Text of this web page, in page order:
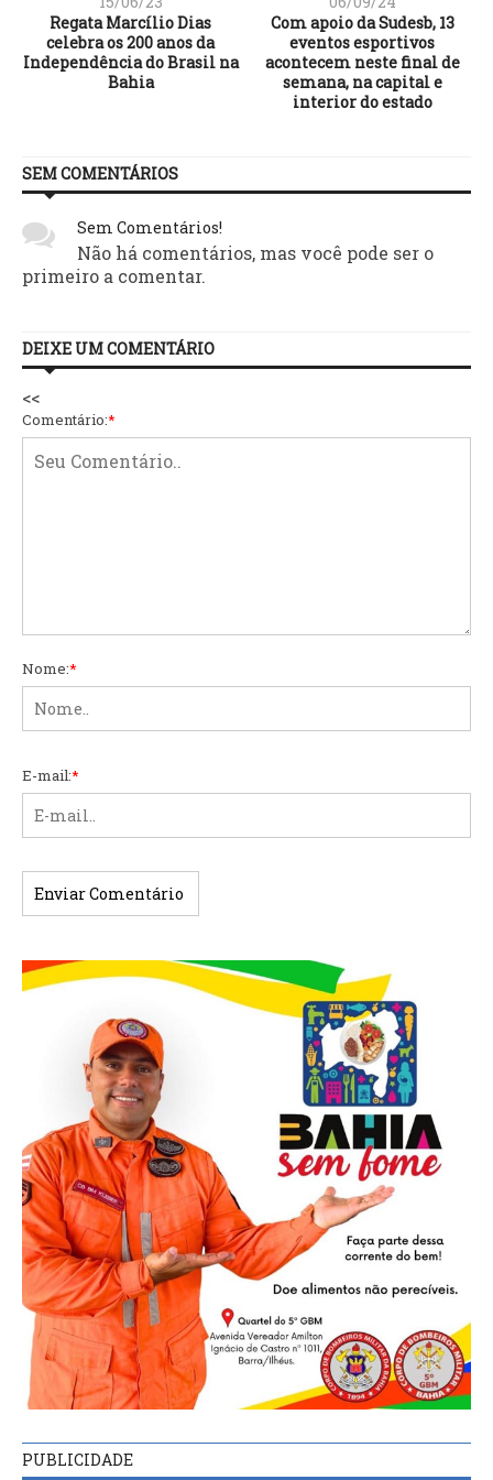
Regata Marcílio Dias
celebra os 200 anos da
Independência do Brasil na
Bahia
Com apoio da Sudesb, 13
eventos esportivos
acontecem neste final de
semana, na capital e
interior do estado
SEM COMENTÁRIOS
Sem Comentários!
Não há comentários, mas você pode ser o
primeiro a comentar.
DEIXE UM COMENTÁRIO
<<
Comentário:*
Nome:*
E-mail:*
PUBLICIDADE